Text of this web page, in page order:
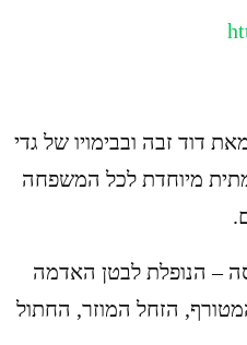
דוד זבה ובבימויו של גדי
מיוחדת לכל המשפחה
– הנופלת לבטן האדמה
הזחל המוזר, החתול